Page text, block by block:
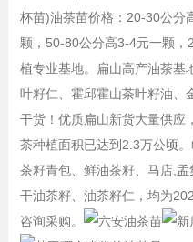
杯苗)油茶苗价格：20-30公分
颗，50-80公分高3-4元一颗
植专业基地。扁山高产油茶基
叶籽仁、霍邱霍山茶叶籽油、
干货！优质扁山新货大量供应
茶种植面积已达到2.3万公顷
茶籽青包、鲜油茶籽、马店,
干油茶籽、油茶籽仁，均为
咨询采购。